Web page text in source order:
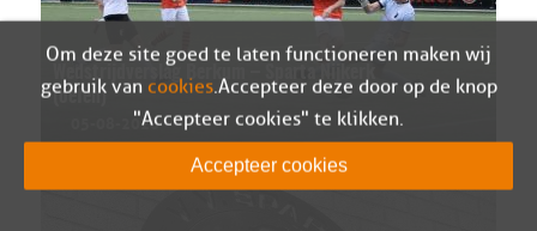
Wedstrijdverslag Berkum – Sparta Nijkerk
(oefen)
05-08-2026
Om deze site goed te laten functioneren maken wij
gebruik van cookies. Accepteer deze door op de knop
"Accepteer cookies" te klikken.
Accepteer cookies